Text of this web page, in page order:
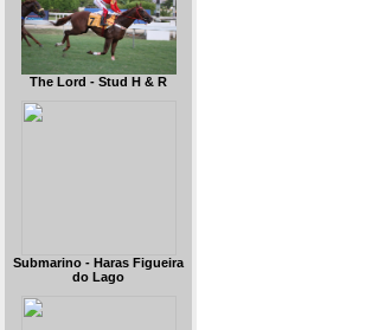
The Lord - Stud H & R
Submarino - Haras Figueira
do Lago